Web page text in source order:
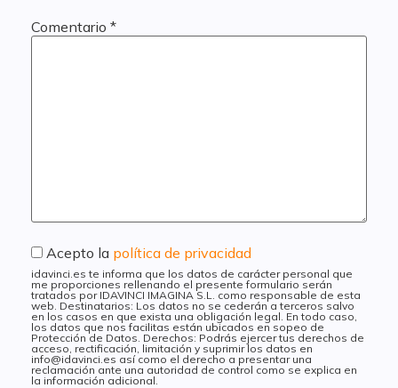
Comentario *
Acepto la política de privacidad
idavinci.es te informa que los datos de carácter personal que
me proporciones rellenando el presente formulario serán
tratados por IDAVINCI IMAGINA S.L. como responsable de esta
web. Destinatarios: Los datos no se cederán a terceros salvo
en los casos en que exista una obligación legal. En todo caso,
los datos que nos facilitas están ubicados en sopeo de
Protección de Datos. Derechos: Podrás ejercer tus derechos de
acceso, rectificación, limitación y suprimir los datos en
info@idavinci.es así como el derecho a presentar una
reclamación ante una autoridad de control como se explica en
la información adicional.